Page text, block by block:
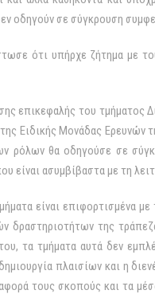
οδηγούν σε σύγκρουση
ότι υπήρχε ζήτημα με
επικεφαλής του τμήματος
Ειδικής Μονάδας Ερευνών
ρόλων θα οδηγούσε σε
είναι ασυμβίβαστα με τη
είναι επιφορτισμένα
της
τα τμήματα αυτά δεν
πλαισίων και η
τους σκοπούς και τα